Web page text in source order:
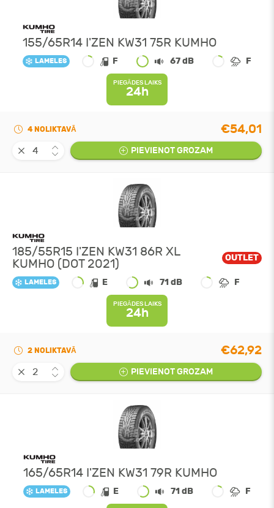
155/65R14 I'ZEN KW31 75R KUMHO
LAMELES F 67 dB F
PIEGĀDES LAIKS
24h
4 NOLIKTAVĀ €54,01
PIEVIENOT GROZAM
185/55R15 I'ZEN KW31 86R XL
KUMHO (DOT 2021)
OUTLET
LAMELES E 71 dB F
PIEGĀDES LAIKS
24h
2 NOLIKTAVĀ €62,92
PIEVIENOT GROZAM
165/65R14 I'ZEN KW31 79R KUMHO
LAMELES E 71 dB F